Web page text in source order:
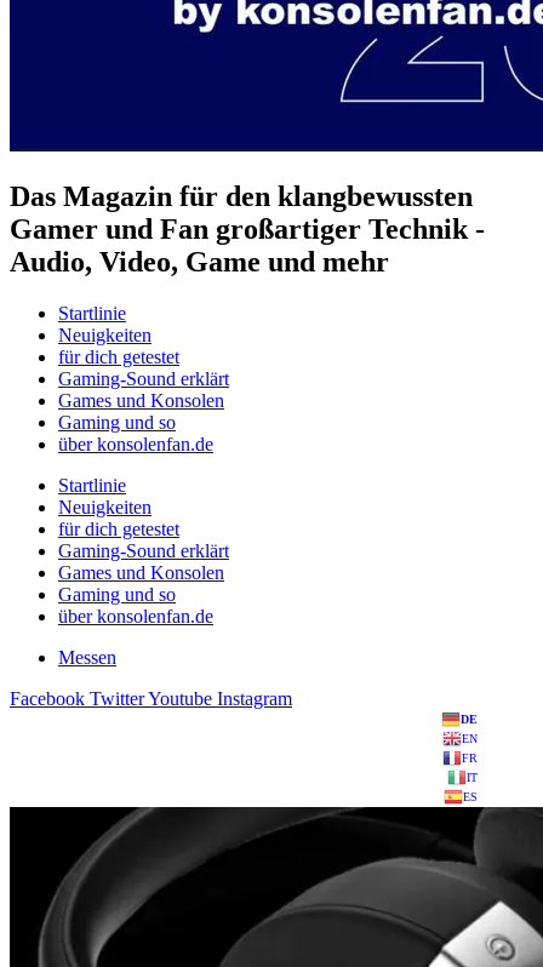
Das Magazin für den klangbewussten
Gamer und Fan großartiger Technik -
Audio, Video, Game und mehr
Startlinie
Neuigkeiten
für dich getestet
Gaming-Sound erklärt
Games und Konsolen
Gaming und so
über konsolenfan.de
Startlinie
Neuigkeiten
für dich getestet
Gaming-Sound erklärt
Games und Konsolen
Gaming und so
über konsolenfan.de
Messen
Facebook TwitterYoutube Instagram
DE
EN
FR
IT
ES